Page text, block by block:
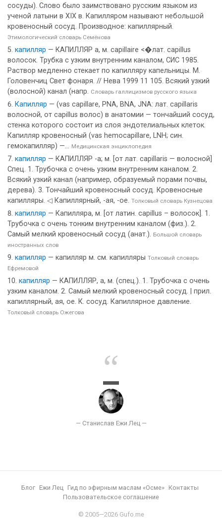
сосуды). Слово было заимствовано русским языком из
ученой латыни в XIX в. Капилляром называют небольшой
кровеносный сосуд. Производное: капиллярный.
Этимологический словарь Семёнова
капилляр — КАПИЛЛЯР а, м. capillaire <�лат. capillus
волосок. Трубка с узким внутренним каналом, СИС 1985.
Раствор медленно стекает по капилляру капельницы. М.
Головенчиц Свет фонаря. // Нева 1999 11 105. Всякий узкий
(волосной) канал (напр. Словарь галлицизмов русского языка
Капилляр — (vas capillare, PNA, BNA, JNA: лат. capillaris
волосной, от capillus волос) в анатомии — тончайший сосуд,
стенка которого состоит из слоя эндотелиальных клеток.
Капилляр кровеносный (vas hemocapillare, LNH; син.
гемокапилляр) —... Медицинская энциклопедия
капилляр — КАПИЛЛЯР -а; м. [от лат. capillaris — волосной]
Спец. 1. Трубочка с очень узким внутренним каналом. 2.
Всякий узкий канал (например, образуемый порами почвы,
дерева). 3. Тончайший кровеносный сосуд. Кровеносные
капилляры. ◁ Капиллярный, -ая, -ое. Толковый словарь Кузнецова
капилляр — Капилляра, м. [от латин. capillus – волосок]. 1.
Трубочка с очень тонким внутренним каналом (физ.). 2.
Самый мелкий кровеносный сосуд (анат.). Большой словарь
иностранных слов
капилляр — капилляр м. см. капилляры Толковый словарь
Ефремовой
капилляр — КАПИЛЛЯР, а, м. (спец.). 1. Трубочка с очень
узким каналом. 2. Самый мелкий кровеносный сосуд. | прил.
капиллярный, ая, ое. К. сосуд. Капиллярное давление.
Толковый словарь Ожегова
Блог Ежи Лец Гид по эфирным маслам «Осме»
Контакты
Пользовательское соглашение
© 2005—2026 Gufo.me